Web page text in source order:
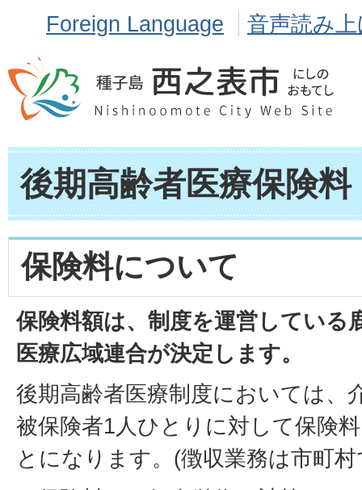
Foreign Language 音声読み
後期高齢者医療保険料
保険料について
保険料額は、制度を運営している
医療広域連合が決定します。
後期高齢者医療制度においては、
被保険者1人ひとりに対して保険
とになります。(徴収業務は市町